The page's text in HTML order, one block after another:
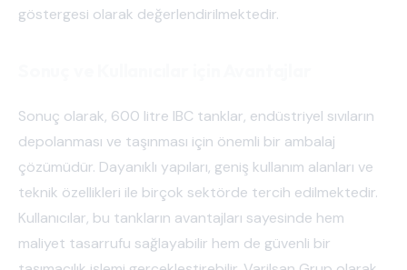
göstergesi olarak değerlendirilmektedir.
Sonuç olarak, 600 litre IBC tanklar, endüstriyel sıvıların
depolanması ve taşınması için önemli bir ambalaj
çözümüdür. Dayanıklı yapıları, geniş kullanım alanları ve
teknik özellikleri ile birçok sektörde tercih edilmektedir.
Kullanıcılar, bu tankların avantajları sayesinde hem
maliyet tasarrufu sağlayabilir hem de güvenli bir